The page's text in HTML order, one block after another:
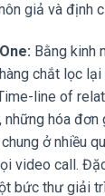
giả và định
Bằng kinh
chắt lọc
line of
những hóa
ở nhiều
video call.
bức thư giải